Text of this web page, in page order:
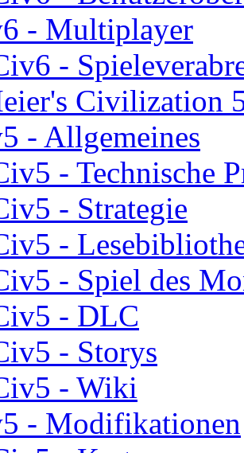
- Multiplayer
-
Civilization
- Allgemeines
- Technische
- Strategie
-
- Spiel des
- DLC
- Storys
- Wiki
- Modifikationen